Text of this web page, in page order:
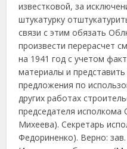
известковой, за
штукатурку
связи с этим обязать
произвести перерасчет
на 1941 год с учетом
материалы и
предложения по
других работах
председателя исполкома
Михеева). Секретарь
Федориненко). Верно: